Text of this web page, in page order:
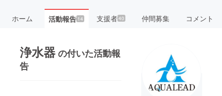
ホーム 活動報告14 支援者40 仲間募集 コメント
浄水器の付いた活動報
告